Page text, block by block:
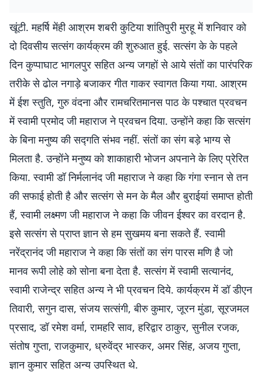
खूंटी. महर्षि मेंही आश्रम शबरी कुटिया शांतिपुरी मुरहू में शनिवार को
दो दिवसीय सत्संग कार्यक्रम की शुरुआत हुई. सत्संग के के पहले
दिन कुप्पाघाट भागलपुर सहित अन्य जगहों से आये संतों का पारंपरिक
तरीके से ढोल नगाड़े बजाकर गीत गाकर स्वागत किया गया. आश्रम
में ईश स्तुति, गुरु वंदना और रामचरितमानस पाठ के पश्चात प्रवचन
में स्वामी प्रमोद जी महाराज ने प्रवचन दिया. उन्होंने कहा कि सत्संग
के बिना मनुष्य की सद्गति संभव नहीं. संतों का संग बड़े भाग्य से
मिलता है. उन्होंने मनुष्य को शाकाहारी भोजन अपनाने के लिए प्रेरित
किया. स्वामी डॉ निर्मलानंद जी महाराज ने कहा कि गंगा स्नान से तन
की सफाई होती है और सत्संग से मन के मैल और बुराईयां समाप्त होती
हैं, स्वामी लक्ष्मण जी महाराज ने कहा कि जीवन ईश्वर का वरदान है.
इसे सत्संग से प्राप्त ज्ञान से हम सुखमय बना सकते हैं. स्वामी
नरेंद्रानंद जी महाराज ने कहा कि संतों का संग पारस मणि है जो
मानव रूपी लोहे को सोना बना देता है. सत्संग में स्वामी सत्यानंद,
स्वामी राजेन्द्र सहित अन्य ने भी प्रवचन दिये. कार्यक्रम में डॉ डीएन
तिवारी, सगुन दास, संजय सत्संगी, बीरु कुमार, जूरन मुंडा, सूरजमल
प्रसाद, डॉ रमेश वर्मा, रामहरि साव, हरिद्वार ठाकुर, सुनील रजक,
संतोष गुप्ता, राजकुमार, ध्रुवेंद्र भास्कर, अमर सिंह, अजय गुप्ता,
ज्ञान कुमार सहित अन्य उपस्थित थे.